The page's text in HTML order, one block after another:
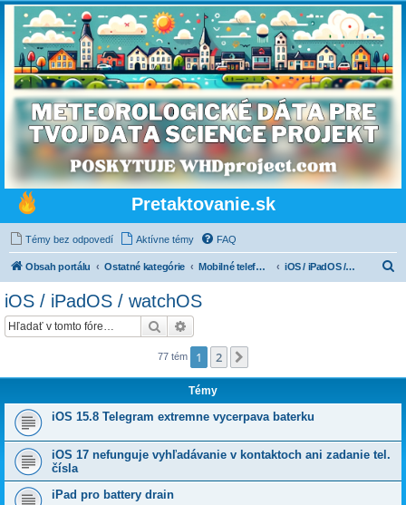
Pretaktovanie.sk
Témy bez odpovedí Aktívne témy FAQ
Obsah portálu Ostatné kategórie Mobilné telefóny, tablety, wearables a mobilné siete iOS / iPadOS / watchOS
iOS / iPadOS / watchOS
Hľadať
77 tém 1 2
Témy
iOS 15.8 Telegram extremne vycerpava baterku
iOS 17 nefunguje vyhľadávanie v kontaktoch ani zadanie tel.
čísla
iPad pro battery drain